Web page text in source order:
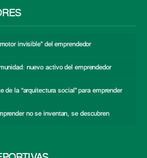
invisible” del emprendedor
nuevo activo del emprendedor
de la “arquitectura social” para emprender
no se inventan, se descubren